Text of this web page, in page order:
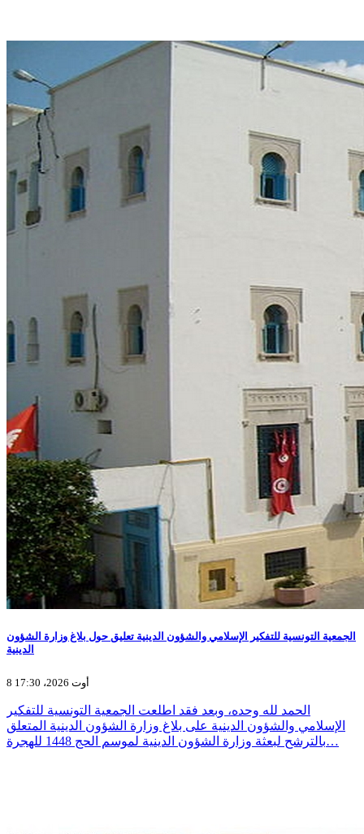
الجمعية التونسية للتفكير الإسلامي والشؤون الدينية تعليق حول بلاغ وزارة الشؤون
الدينية
8 أوت 2026، 17:30
الحمد لله وحده، وبعد فقد اطلعت الجمعية التونسية للتفكير
الإسلامي والشؤون الدينية على بلاغ وزارة الشؤون الدينية المتعلق
بالترشح لبعثة وزارة الشؤون الدينية لموسم الحج 1448 للهجرة…